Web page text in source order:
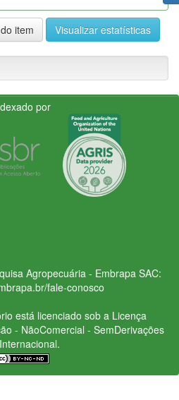
item Visualizar estatísticas
por
Agropecuária - Embrapa SAC:
fale-conosco
está licenciado sob a Licença
- NãoComercial - SemDerivações